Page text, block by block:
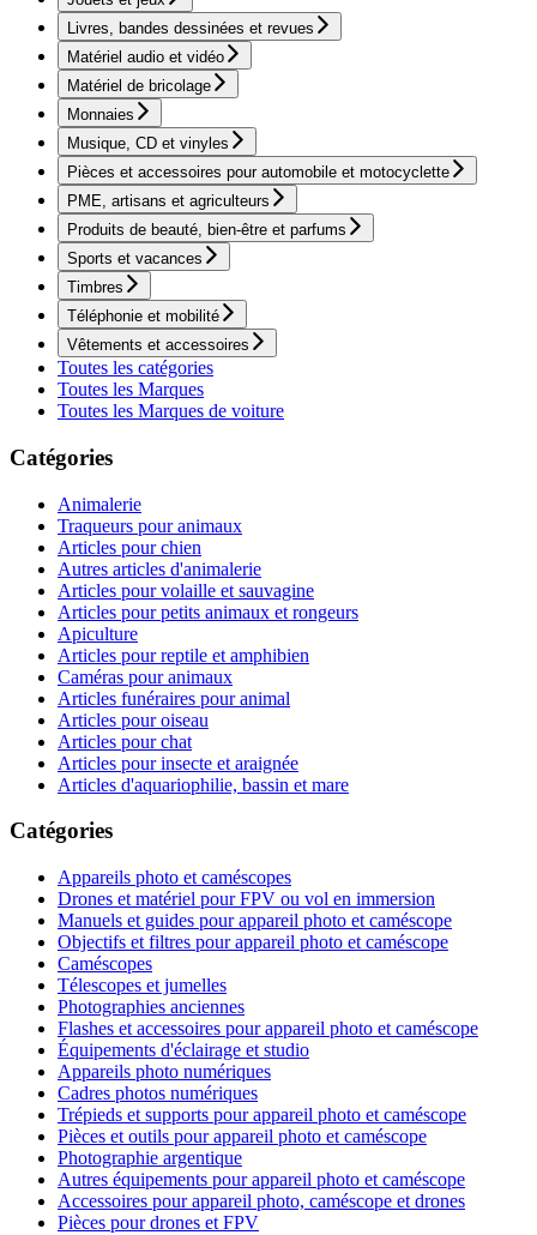
Livres, bandes dessinées et revues
Matériel audio et vidéo
Matériel de bricolage
Monnaies
Musique, CD et vinyles
Pièces et accessoires pour automobile et motocyclette
PME, artisans et agriculteurs
Produits de beauté, bien-être et parfums
Sports et vacances
Timbres
Téléphonie et mobilité
Vêtements et accessoires
Toutes les catégories
Toutes les Marques
Toutes les Marques de voiture
Catégories
Animalerie
Traqueurs pour animaux
Articles pour chien
Autres articles d'animalerie
Articles pour volaille et sauvagine
Articles pour petits animaux et rongeurs
Apiculture
Articles pour reptile et amphibien
Caméras pour animaux
Articles funéraires pour animal
Articles pour oiseau
Articles pour chat
Articles pour insecte et araignée
Articles d'aquariophilie, bassin et mare
Catégories
Appareils photo et caméscopes
Drones et matériel pour FPV ou vol en immersion
Manuels et guides pour appareil photo et caméscope
Objectifs et filtres pour appareil photo et caméscope
Caméscopes
Télescopes et jumelles
Photographies anciennes
Flashes et accessoires pour appareil photo et caméscope
Équipements d'éclairage et studio
Appareils photo numériques
Cadres photos numériques
Trépieds et supports pour appareil photo et caméscope
Pièces et outils pour appareil photo et caméscope
Photographie argentique
Autres équipements pour appareil photo et caméscope
Accessoires pour appareil photo, caméscope et drones
Pièces pour drones et FPV